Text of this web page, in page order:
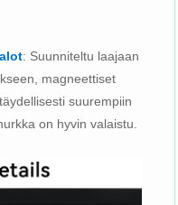
: Suunniteltu laajaan
magneettiset
suurempiin
on hyvin valaistu.